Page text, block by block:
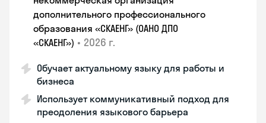
дополнительного профессионального
образования «СКАЕНГ» (ОАНО ДПО
«СКАЕНГ») • 2026 г.
Обучает актуальному языку для работы и
бизнеса
Использует коммуникативный подход для
преодоления языкового барьера